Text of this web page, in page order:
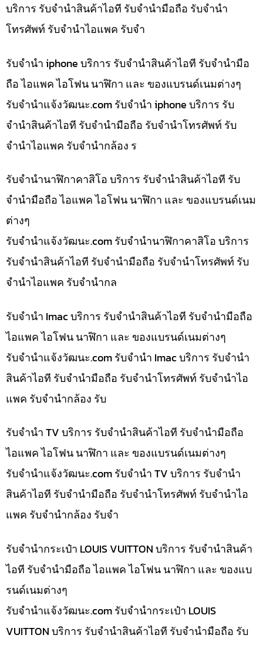
บริการ รับจำนำสินค้าไอที รับจำนำมือถือ รับจำนำ
โทรศัพท์ รับจำนำไอแพค รับจำ
รับจำนำ iphone บริการ รับจำนำสินค้าไอที รับจำนำมือ
ถือ ไอแพค ไอโฟน นาฬิกา และ ของแบรนด์เนมต่างๆ
รับจํานําแจ้งวัฒนะ.com รับจำนำ iphone บริการ รับ
จำนำสินค้าไอที รับจำนำมือถือ รับจำนำโทรศัพท์ รับ
จำนำไอแพค รับจำนำกล้อง ร
รับจำนำนาฬิกาคาสิโอ บริการ รับจำนำสินค้าไอที รับ
จำนำมือถือ ไอแพค ไอโฟน นาฬิกา และ ของแบรนด์เนม
ต่างๆ
รับจํานําแจ้งวัฒนะ.com รับจำนำนาฬิกาคาสิโอ บริการ
รับจำนำสินค้าไอที รับจำนำมือถือ รับจำนำโทรศัพท์ รับ
จำนำไอแพค รับจำนำกล
รับจำนำ Imac บริการ รับจำนำสินค้าไอที รับจำนำมือถือ
ไอแพค ไอโฟน นาฬิกา และ ของแบรนด์เนมต่างๆ
รับจํานําแจ้งวัฒนะ.com รับจำนำ Imac บริการ รับจำนำ
สินค้าไอที รับจำนำมือถือ รับจำนำโทรศัพท์ รับจำนำไอ
แพค รับจำนำกล้อง รับ
รับจำนำ TV บริการ รับจำนำสินค้าไอที รับจำนำมือถือ
ไอแพค ไอโฟน นาฬิกา และ ของแบรนด์เนมต่างๆ
รับจํานําแจ้งวัฒนะ.com รับจำนำ TV บริการ รับจำนำ
สินค้าไอที รับจำนำมือถือ รับจำนำโทรศัพท์ รับจำนำไอ
แพค รับจำนำกล้อง รับจำ
รับจำนำกระเป๋า LOUIS VUITTON บริการ รับจำนำสินค้า
ไอที รับจำนำมือถือ ไอแพค ไอโฟน นาฬิกา และ ของแบ
รนด์เนมต่างๆ
รับจํานําแจ้งวัฒนะ.com รับจำนำกระเป๋า LOUIS
VUITTON บริการ รับจำนำสินค้าไอที รับจำนำมือถือ รับ